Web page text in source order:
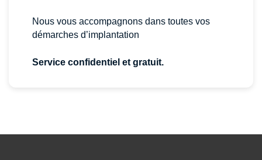
Nous vous accompagnons dans toutes vos
démarches d’implantation
Service confidentiel et gratuit.